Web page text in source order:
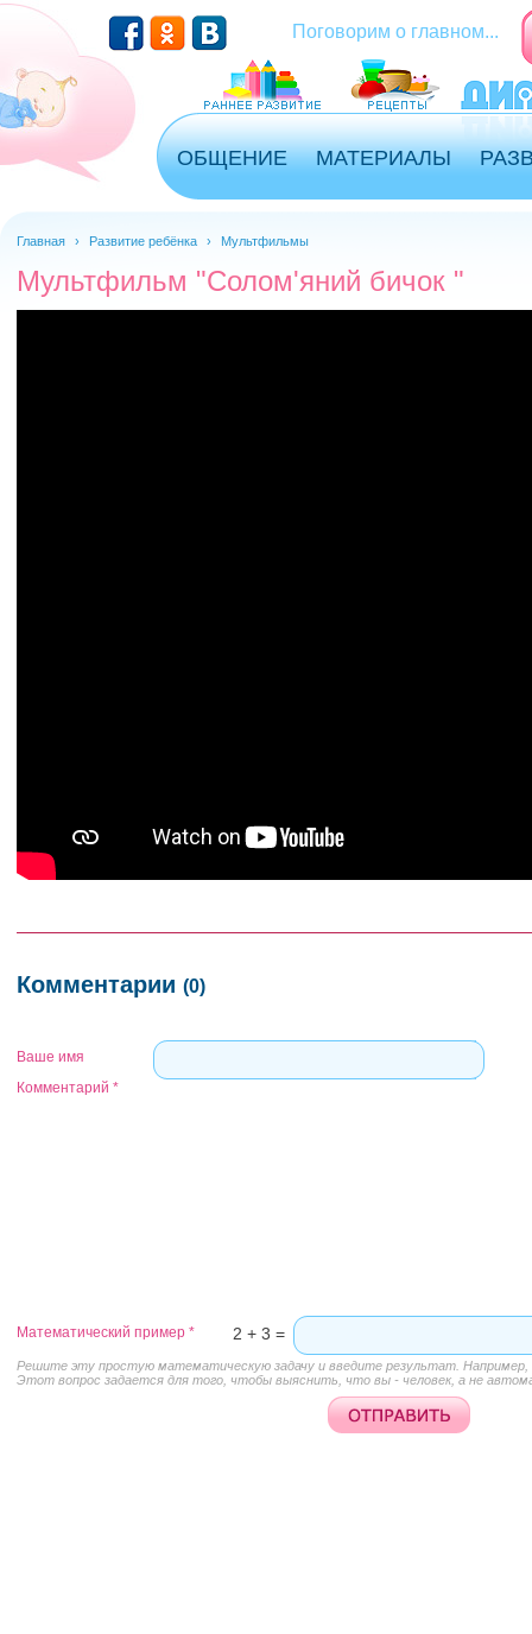
Перейти к основному содержанию
Поговорим о главном...
ОБЩЕНИЕ МАТЕРИАЛЫ
Главная › Развитие ребёнка › Мультфильмы
Мультфильм "Солом'яний бичок "
Комментарии (0)
Ваше имя
Комментарий *
Этот вопрос задается для того, чтобы выяснить, что вы - человек, а не
Математический пример * 2 + 3 =
Решите эту простую математическую задачу и введите результат. Например,